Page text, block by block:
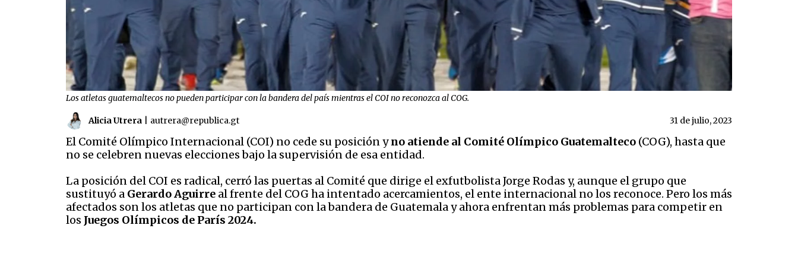
Los atletas guatemaltecos no pueden participar con la bandera del país mientras el COI no reconozca al COG.
Alicia Utrera autrera@republica.gt 31 de julio, 2023
El Comité Olímpico Internacional (COI) no cede su posición yno atiende al Comité Olímpico Guatemalteco (COG), hasta que
no se celebren nuevas elecciones bajo la supervisión de esa entidad.
La posición del COI es radical, cerró las puertas al Comité que dirige el exfutbolista Jorge Rodas y, aunque el grupo que
sustituyó a Gerardo Aguirre al frente del COG ha intentado acercamientos, el ente internacional no los reconoce. Pero los más
afectados son los atletas que no participan con la bandera de Guatemala y ahora enfrentan más problemas para competir en
los Juegos Olímpicos de París 2024.